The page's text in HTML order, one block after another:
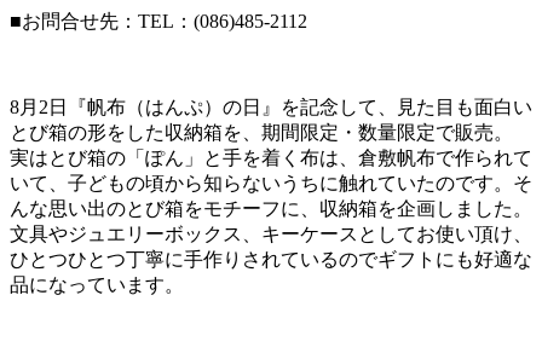
■お問合せ先：TEL：(086)485-2112
8月2日『帆布（はんぷ）の日』を記念して、見た目も面白い
とび箱の形をした収納箱を、期間限定・数量限定で販売。
実はとび箱の「ぽん」と手を着く布は、倉敷帆布で作られて
いて、子どもの頃から知らないうちに触れていたのです。そ
んな思い出のとび箱をモチーフに、収納箱を企画しました。
文具やジュエリーボックス、キーケースとしてお使い頂け、
ひとつひとつ丁寧に手作りされているのでギフトにも好適な
品になっています。